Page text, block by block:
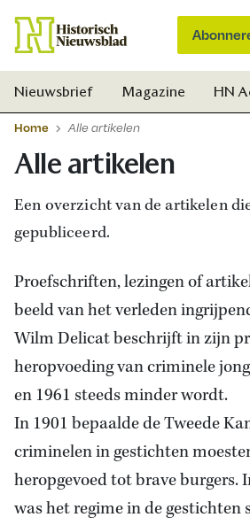
Nieuwsbrief Magazine HN
Home Alle artikelen
Alle artikelen
Een overzicht van de artikelen
gepubliceerd.
Proefschriften, lezingen of
beeld van het verleden
Wilm Delicat beschrijft in zijn
heropvoeding van criminele
en 1961 steeds minder wordt.
In 1901 bepaalde de Tweede
criminelen in gestichten
heropgevoed tot brave burgers.
was het regime in de gestichten